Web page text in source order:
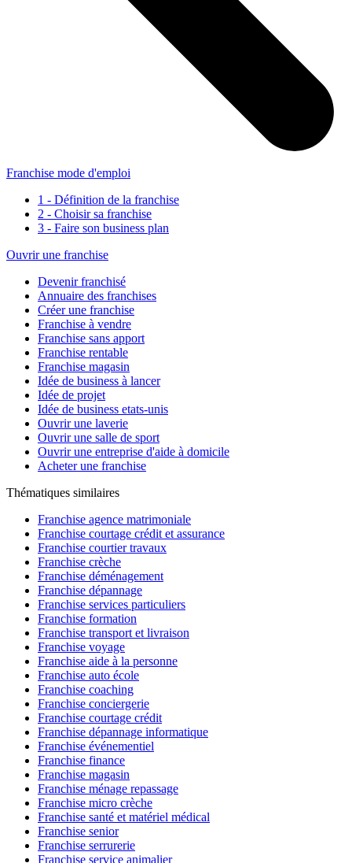
Franchise mode d'emploi
1 - Définition de la franchise
2 - Choisir sa franchise
3 - Faire son business plan
Ouvrir une franchise
Devenir franchisé
Annuaire des franchises
Créer une franchise
Franchise à vendre
Franchise sans apport
Franchise rentable
Franchise magasin
Idée de business à lancer
Idée de projet
Idée de business etats-unis
Ouvrir une laverie
Ouvrir une salle de sport
Ouvrir une entreprise d'aide à domicile
Acheter une franchise
Thématiques similaires
Franchise agence matrimoniale
Franchise courtage crédit et assurance
Franchise courtier travaux
Franchise crèche
Franchise déménagement
Franchise dépannage
Franchise services particuliers
Franchise formation
Franchise transport et livraison
Franchise voyage
Franchise aide à la personne
Franchise auto école
Franchise coaching
Franchise conciergerie
Franchise courtage crédit
Franchise dépannage informatique
Franchise événementiel
Franchise finance
Franchise magasin
Franchise ménage repassage
Franchise micro crèche
Franchise santé et matériel médical
Franchise senior
Franchise serrurerie
Franchise service animalier